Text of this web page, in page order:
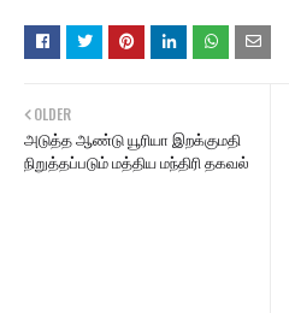
OLDER
அடுத்த ஆண்டு யூரியா இறக்குமதி
நிறுத்தப்படும் மத்திய மந்திரி தகவல்